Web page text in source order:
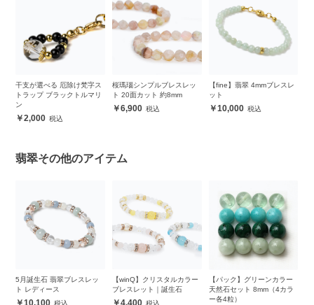
干支が選べる 厄除け梵字ス
トラップ ブラックトルマリ
ン
2,000
桜瑪瑙シンプルブレスレッ
ト 20面カット 約8mm
6,900
【fine】翡翠 4mmブレスレ
ット
10,000
翡翠その他のアイテム
5月誕生石 翡翠ブレスレッ
ト レディース
【winQ】クリスタルカラー
ブレスレット｜誕生石
【パック】グリーンカラー
天然石セット 8mm（4カラ
ー各4粒）